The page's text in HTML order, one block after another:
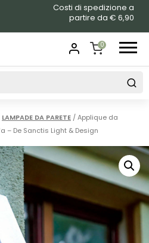
Costi di spedizione a
partire da € 6,90
0
SHOPPING
LAMPADE DA PARETE / Applique da
– De Sanctis Light & Design